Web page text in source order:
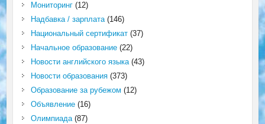
Мониторинг(12)
Надбавка / зарплата(146)
Национальный сертификат(37)
Начальное образование(22)
Новости английского языка(43)
Новости образования(373)
Образование за рубежом (12)
Объявление(16)
Олимпиада(87)